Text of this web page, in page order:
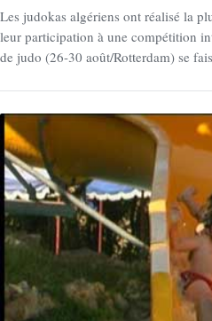
Les judokas algériens ont réalisé la
leur participation à une compétition
de judo (26-30 août/Rotterdam) se